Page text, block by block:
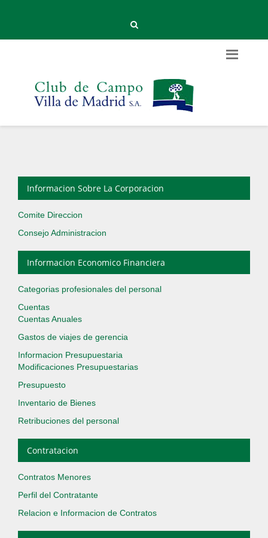
Informacion Sobre La Corporacion
Comite Direccion
Consejo Administracion
Informacion Economico Financiera
Categorias profesionales del personal
Cuentas
Cuentas Anuales
Gastos de viajes de gerencia
Informacion Presupuestaria
Modificaciones Presupuestarias
Presupuesto
Inventario de Bienes
Retribuciones del personal
Contratacion
Contratos Menores
Perfil del Contratante
Relacion e Informacion de Contratos